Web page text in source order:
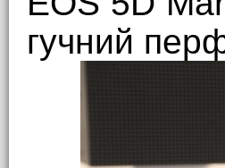
гучний